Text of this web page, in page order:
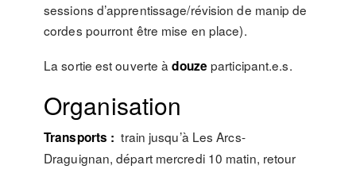
sessions d’apprentissage/révision de manip de
cordes pourront être mise en place).
La sortie est ouverte àdouzeparticipant.e.s.
Organisation
Transports : train jusqu’à Les Arcs-
Draguignan, départ mercredi 10 matin, retour